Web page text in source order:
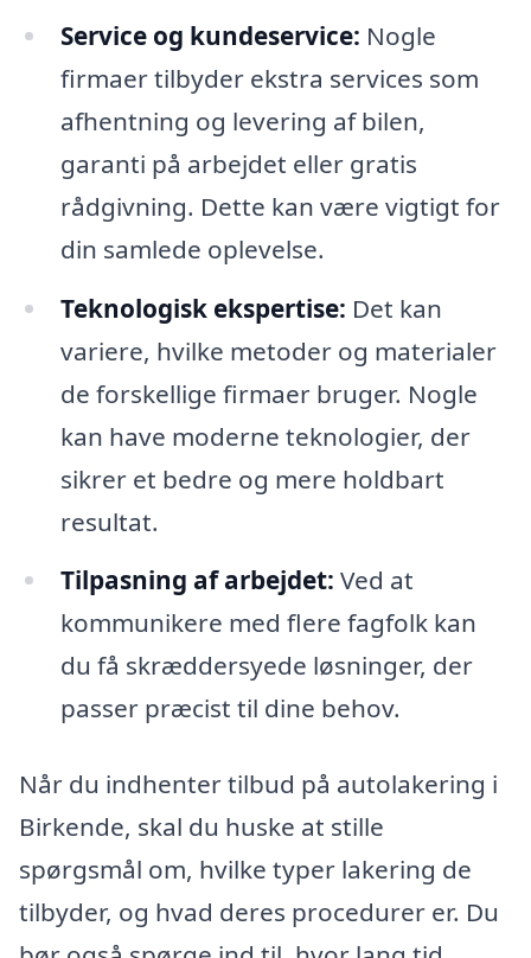
Service og kundeservice: Nogle
firmaer tilbyder ekstra services som
afhentning og levering af bilen,
garanti på arbejdet eller gratis
rådgivning. Dette kan være vigtigt for
din samlede oplevelse.
Teknologisk ekspertise: Det kan
variere, hvilke metoder og materialer
de forskellige firmaer bruger. Nogle
kan have moderne teknologier, der
sikrer et bedre og mere holdbart
resultat.
Tilpasning af arbejdet: Ved at
kommunikere med flere fagfolk kan
du få skræddersyede løsninger, der
passer præcist til dine behov.
Når du indhenter tilbud på autolakering i
Birkende, skal du huske at stille
spørgsmål om, hvilke typer lakering de
tilbyder, og hvad deres procedurer er. Du